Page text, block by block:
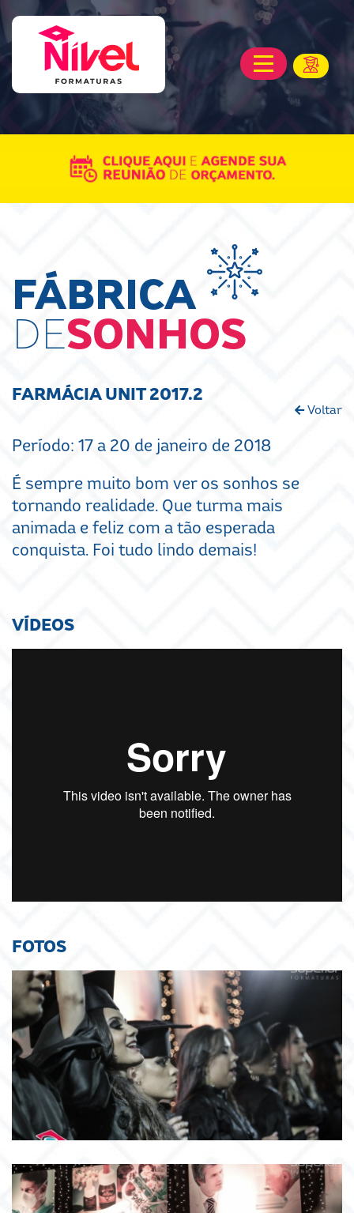
FÁBRICA
DESONHOS
FARMÁCIA UNIT 2017.2
Voltar
Período: 17 a 20 de janeiro de 2018
É sempre muito bom ver os sonhos se
tornando realidade. Que turma mais
animada e feliz com a tão esperada
conquista. Foi tudo lindo demais!
VÍDEOS
FOTOS